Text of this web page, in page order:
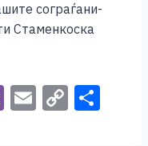
сограѓани-
Стаменкоска
Vi E C